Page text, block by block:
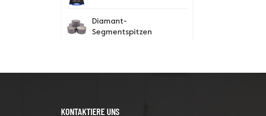
Diamant-
Segmentspitzen
KONTAKTIERE UNS